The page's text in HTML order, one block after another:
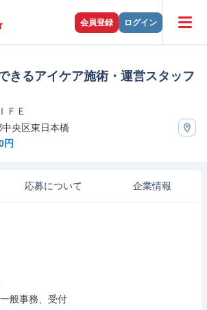
会員登録 ログイン
きるアイケア施術・運営スタッフ
ＦＥ
央区東日本橋
円
応募について 企業情報
般事務、受付